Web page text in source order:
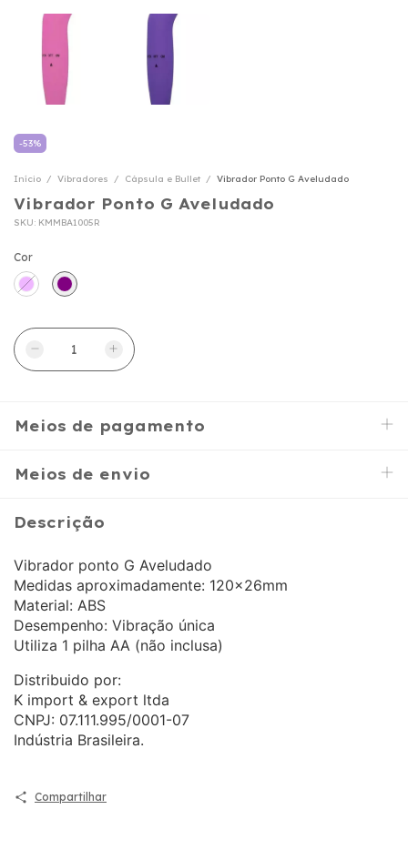
-53%
Início / Vibradores / Cápsula e Bullet / Vibrador Ponto G Aveludado
Vibrador Ponto G Aveludado
SKU: KMMBA1005R
Cor
Meios de pagamento
Meios de envio
Descrição
Vibrador ponto G Aveludado
Medidas aproximadamente: 120x26mm
Material: ABS
Desempenho: Vibração única
Utiliza 1 pilha AA (não inclusa)
Distribuido por:
K import & export ltda
CNPJ: 07.111.995/0001-07
Indústria Brasileira.
Compartilhar